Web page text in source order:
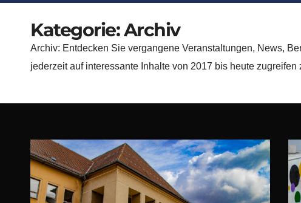
Kategorie:Archiv
Archiv: Entdecken Sie vergangene Veranstaltungen, News,
jederzeit auf interessante Inhalte von 2017 bis heute